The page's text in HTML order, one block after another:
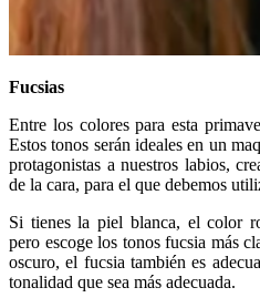
Fucsias
Entre los colores para esta
Estos tonos serán ideales en un
protagonistas a nuestros labios,
de la cara, para el que debemos
Si tienes la piel blanca, el color
pero escoge los tonos fucsia más
oscuro, el fucsia también es
tonalidad que sea más adecuada.